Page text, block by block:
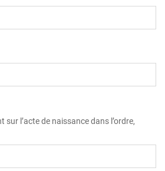
l’acte de naissance dans l’ordre,